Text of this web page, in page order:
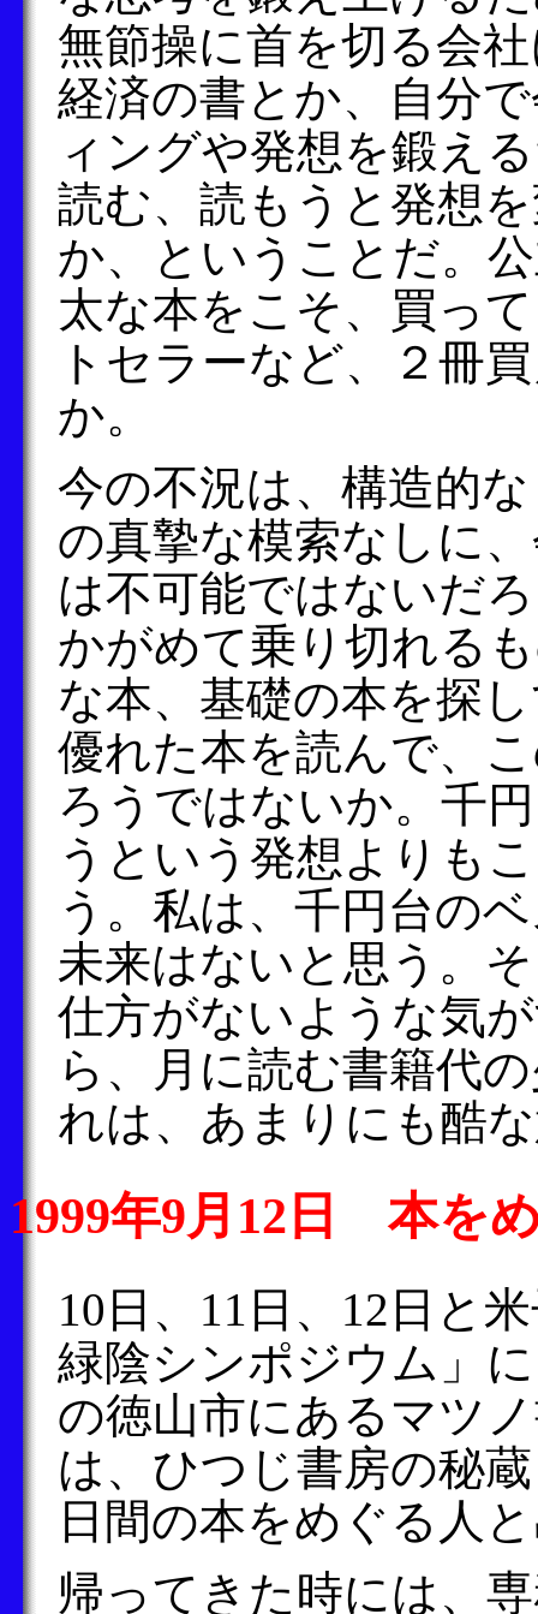
無節操に首を切る会
経済の書とか、自分
ィングや発想を鍛え
読む、読もうと発想
か、ということだ。
太な本をこそ、買っ
トセラーなど、２冊
か。
今の不況は、構造的
の真摯な模索なしに
は不可能ではないだ
かがめて乗り切れる
な本、基礎の本を探
優れた本を読んで、
ろうではないか。千
うという発想よりも
う。私は、千円台の
未来はないと思う。
仕方がないような気
ら、月に読む書籍代
れは、あまりにも酷
1999年9月12日 本を
10日、11日、12日と
緑陰シンポジウム」
の徳山市にあるマツ
は、ひつじ書房の秘
日間の本をめぐる人
帰ってきた時には、